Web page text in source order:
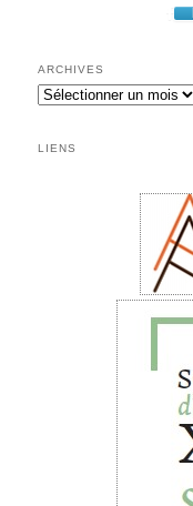
ARCHIVES
Archives
LIENS